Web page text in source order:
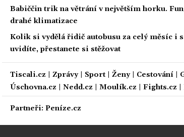
Babiččin trik na větrání v největším horku.
drahé klimatizace
Kolik si vydělá řidič autobusu za celý měsíc i
uvidíte, přestanete si stěžovat
Tiscali.cz Zprávy| Sport| Ženy| Cestování
Úschovna.cz
Nedd.cz Moulík.cz Fights.cz
Partneři: Peníze.cz